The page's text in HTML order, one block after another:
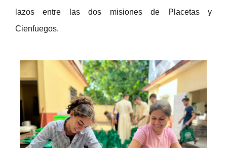
lazos entre las dos misiones de Placetas y
Cienfuegos.